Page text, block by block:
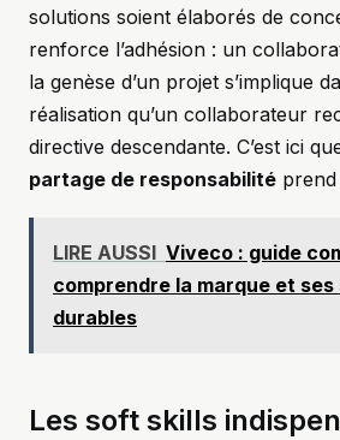
solutions soient élaborés de
renforce l’adhésion : un
la genèse d’un projet s’implique
réalisation qu’un collaborateur
directive descendante. C’est ici
partage de responsabilité
LIRE AUSSI Viveco : guide
comprendre la marque et
durables
Les soft skills